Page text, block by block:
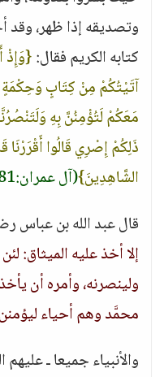
وتصديقه إذا ظهر، وقد
كتابه الكريم فقال:{وَإِذْ
آتَيْتُكُمْ مِنْ كِتَابٍ
مَعَكُمْ لَتُؤْمِنُنَّ بِهِ
ذَلِكُمْ إِصْرِي قَالُوا
الشَّاهِدِينَ}(آل عمران:81)
قال عبد الله بن عباس
إلا أخذ عليه الميثاق:
ولينصرنه، وأمره أن
محمَّد وهم أحياء
والأنبياء جميعا ـ